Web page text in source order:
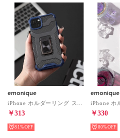
emonique
￥313
81%
emonique
￥330
80%